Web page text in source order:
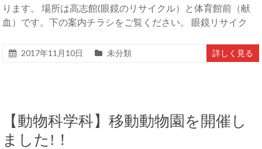
ります。 場所は高志館(眼鏡のリサイクル）と体育館前（献
血）です。下の案内チラシをご覧ください。 眼鏡リサイク
2017年11月10日 未分類 詳しく見る
【動物科学科】移動動物園を開催し
ました!！